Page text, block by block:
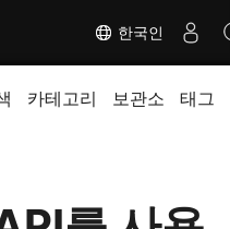
한국인
카테고리 보관소 태그